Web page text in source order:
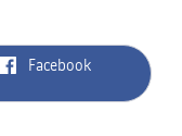
label.aria.facebook
Facebook